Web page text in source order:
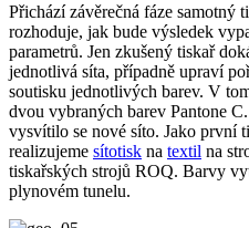
Přichází závěrečná fáze samotný
rozhoduje, jak bude výsledek
parametrů. Jen zkušený tiskař
jednotlivá síta, případně upraví
soutisku jednotlivých barev. V
dvou vybraných barev Pantone
vysvítilo se nové síto. Jako první
realizujeme sítotisk na textil na
tiskařských strojů ROQ. Barvy
plynovém tunelu.